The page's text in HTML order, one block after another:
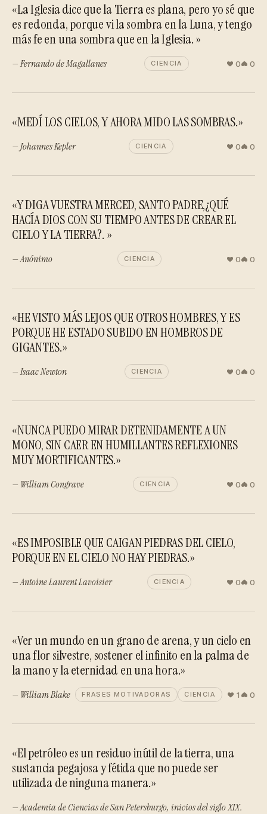
«La Iglesia dice que la Tierra es plana, pero yo sé que
es redonda, porque vi la sombra en la Luna, y tengo
más fe en una sombra que en la Iglesia. »
— Fernando de Magallanes CIENCIA 0 0
«MEDÍ LOS CIELOS, Y AHORA MIDO LAS SOMBRAS.»
— Johannes Kepler CIENCIA 0 0
«Y DIGA VUESTRA MERCED, SANTO PADRE,¿QUÉ
HACÍA DIOS CON SU TIEMPO ANTES DE CREAR EL
CIELO Y LA TIERRA?. »
— Anónimo CIENCIA 0 0
«HE VISTO MÁS LEJOS QUE OTROS HOMBRES, Y ES
PORQUE HE ESTADO SUBIDO EN HOMBROS DE
GIGANTES.»
— Isaac Newton CIENCIA 0 0
«NUNCA PUEDO MIRAR DETENIDAMENTE A UN
MONO, SIN CAER EN HUMILLANTES REFLEXIONES
MUY MORTIFICANTES.»
— William Congrave CIENCIA 0 0
«ES IMPOSIBLE QUE CAIGAN PIEDRAS DEL CIELO,
PORQUE EN EL CIELO NO HAY PIEDRAS.»
— Antoine Laurent Lavoisier CIENCIA 0 0
«Ver un mundo en un grano de arena, y un cielo en
una flor silvestre, sostener el infinito en la palma de
la mano y la eternidad en una hora.»
— William Blake FRASES MOTIVADORAS CIENCIA 1 0
«El petróleo es un residuo inútil de la tierra, una
sustancia pegajosa y fétida que no puede ser
utilizada de ninguna manera.»
— Academia de Ciencias de San Petersburgo, inicios del siglo XIX.